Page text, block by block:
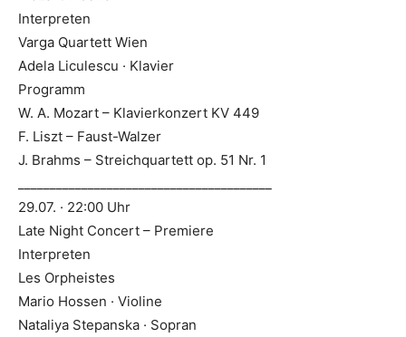
Interpreten
Varga Quartett Wien
Adela Liculescu · Klavier
Programm
W. A. Mozart – Klavierkonzert KV 449
F. Liszt – Faust-Walzer
J. Brahms – Streichquartett op. 51 Nr. 1
29.07. · 22:00 Uhr
Late Night Concert – Premiere
Interpreten
Les Orpheistes
Mario Hossen · Violine
Nataliya Stepanska · Sopran